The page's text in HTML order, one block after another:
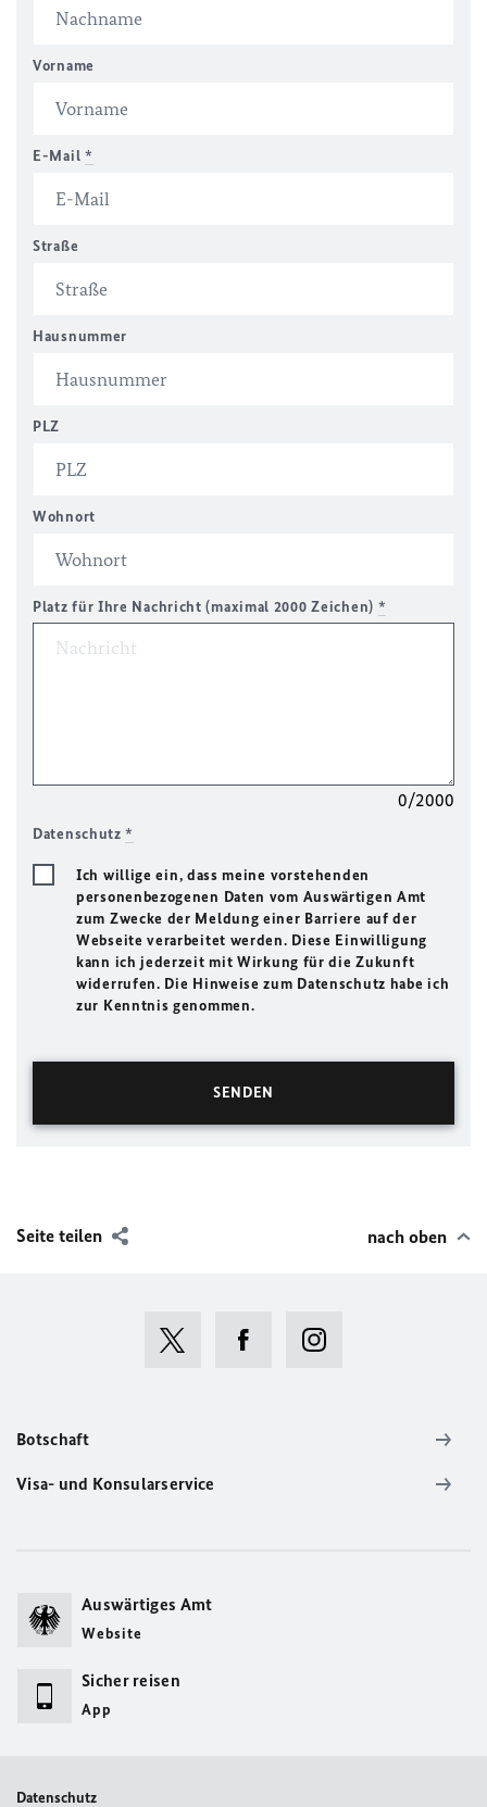
Vorname
E-Mail *
Straße
Hausnummer
PLZ
Wohnort
Platz für Ihre Nachricht (maximal 2000 Zeichen) *
0/2000
Datenschutz*
Ich willige ein, dass meine vorstehenden
personenbezogenen Daten vom Auswärtigen Amt
zum Zwecke der Meldung einer Barriere auf der
Webseite verarbeitet werden. Diese Einwilligung
kann ich jederzeit mit Wirkung für die Zukunft
widerrufen. Die Hinweise zum Datenschutz habe ich
zur Kenntnis genommen.
Seite teilen nach oben
Botschaft
Visa- und Konsularservice
Auswärtiges Amt
Website
Sicher reisen
App
Datenschutz